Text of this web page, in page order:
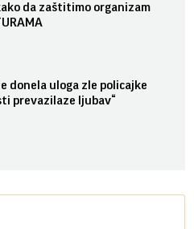
da zaštitimo organizam
donela uloga zle policajke
prevazilaze ljubav“